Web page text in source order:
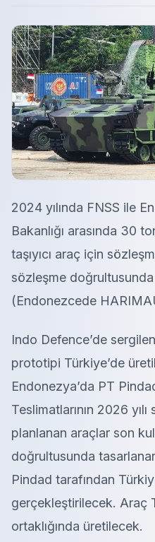
2024 yılında FNSS ile
Bakanlığı arasında 30
taşıyıcı araç için
sözleşme
(Endonezcede
Indo Defence’de
prototipi Türkiye’de
Endonezya’da PT
Teslimatlarının 2026 yılı
planlanan araçlar son
doğrultusunda
Pindad tarafından
gerçekleştirilecek. Araç
ortaklığında üretilecek.